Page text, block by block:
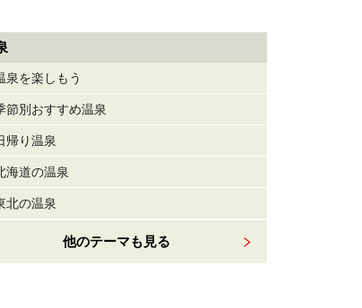
泉を楽しもう
節別おすすめ温泉
帰り温泉
海道の温泉
北の温泉
他のテーマも見る